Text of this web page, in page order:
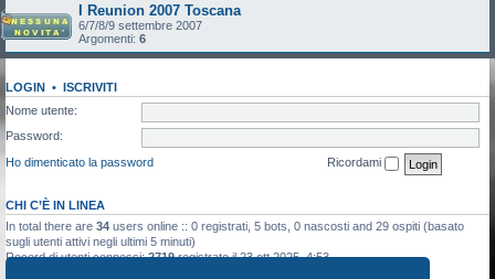
I Reunion 2007 Toscana
6/7/8/9 settembre 2007
Argomenti: 6
LOGIN • ISCRIVITI
Nome utente:
Password:
Ho dimenticato la password
Ricordami
CHI C’È IN LINEA
In total there are 34 users online :: 0 registrati, 5 bots, 0 nascosti and 29 ospiti (basato
sugli utenti attivi negli ultimi 5 minuti)
Record di utenti connessi:2719registrato il 23 ott 2025, 4:53